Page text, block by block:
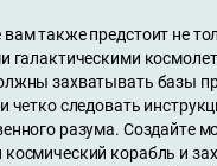
вам также предстоит не
галактическими
захватывать базы
четко следовать
разума. Создайте
корабль и